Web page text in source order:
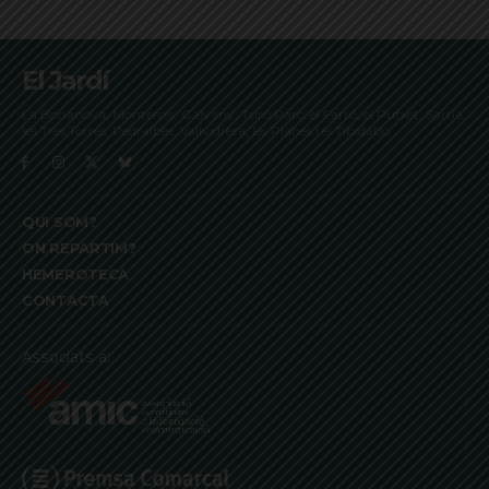
El Jardí
La Bonanova, Monterols, Galvany, Turó Parc, el Farró, el Putxet, Sarrià,
les Tres Torres, Pedralbes, Vallvidrera, les Planes i el Tibidabo
QUI SOM?
ON REPARTIM?
HEMEROTECA
CONTACTA
Associats a: